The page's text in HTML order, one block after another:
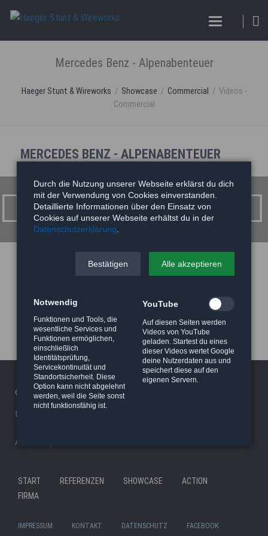
Mercedes Benz - Alpenabenteuer
Haeger Stunt & Wireworks Showcase Commercial
Videos -
Commercial
MERCEDES BENZ - ALPENABENTEUER
© 2026 Haeger Stunt & Wireworks Ltd. - Berlin
facility/studio
AP8actionpact
START REFERENZEN SHOWCASE
ACTION
FIRMA
überspringen
IMPRESSUM KONTAKT DATENSCHUTZ FACEBOOK
Durch die Nutzung unserer Webseite erklärst du dich
mit der Verwendung von Cookies einverstanden.
Detaillierte Informationen über den Einsatz von
Cookies auf unserer Webseite erhältst du in der
Datenschutzerklärung.
Bestätigen Alle akzeptieren
Notwendig
Funktionen und Tools, die
wesentliche Services und
Funktionen ermöglichen,
einschließlich
Identitätsprüfung,
Servicekontinuität und
Standortsicherheit. Diese
Option kann nicht abgelehnt
werden, weil die Seite sonst
nicht funktionsfähig ist.
YouTube
Auf diesen Seiten werden
Videos von YouTube
geladen. Startest du eines
dieser Videos wertet Google
deine Nutzerdaten aus und
speichert diese auf den
eigenen Servern.